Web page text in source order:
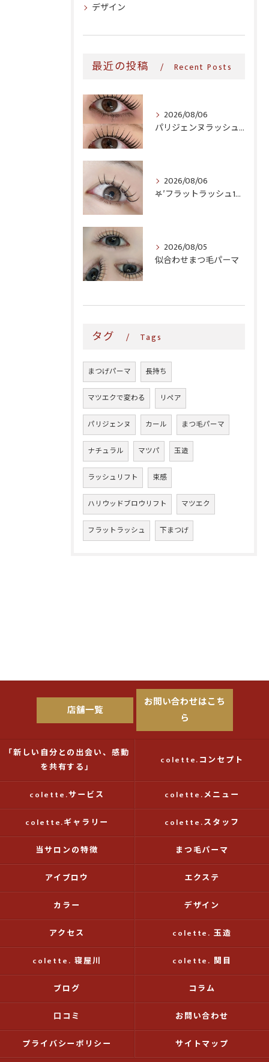
デザイン
最近の投稿 Recent Posts
2026/08/06
パリジェンヌラッシュリフト♪
2026/08/06
𖤐′フラットラッシュ140本♥️
2026/08/05
似合わせまつ毛パーマ
タグ Tags
まつげパーマ 長持ち
マツエクで変わる リペア
パリジェンヌ カール まつ毛パーマ
ナチュラル マツパ 玉造
ラッシュリフト 束感
ハリウッドブロウリフト マツエク
フラットラッシュ 下まつげ
店舗一覧
お問い合わせはこち
ら
「新しい自分との出会い、感動
を共有する」
colette.コンセプト
colette.サービス colette.メニュー
colette.ギャラリー colette.スタッフ
当サロンの特徴 まつ毛パーマ
アイブロウ エクステ
カラー デザイン
アクセス colette. 玉造
colette. 寝屋川 colette. 関目
ブログ コラム
口コミ お問い合わせ
プライバシーポリシー サイトマップ